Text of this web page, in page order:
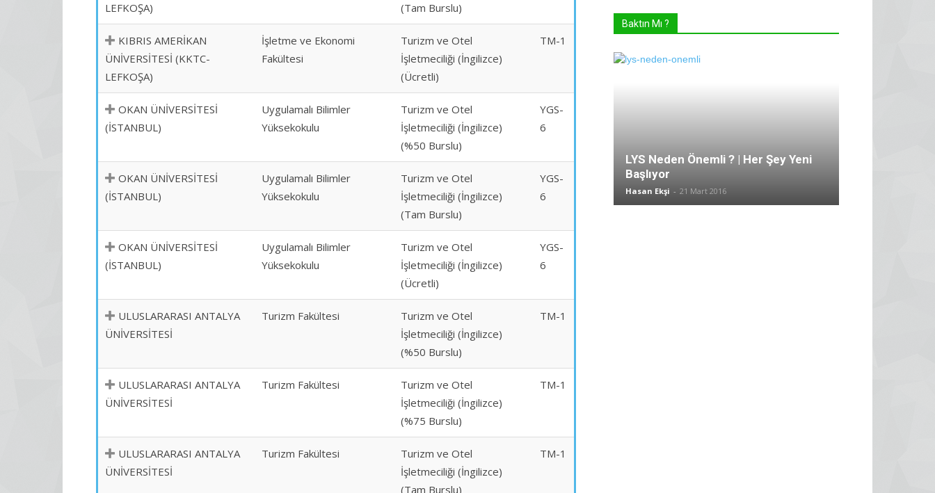
LEFKOŞA)
(Tam Burslu)
KIBRIS AMERİKAN
ÜNİVERSİTESİ (KKTC-
LEFKOŞA)
İşletme ve Ekonomi
Fakültesi
Turizm ve Otel
İşletmeciliği (İngilizce)
(Ücretli)
TM-1
OKAN ÜNİVERSİTESİ
(İSTANBUL)
Uygulamalı Bilimler
Yüksekokulu
Turizm ve Otel
İşletmeciliği (İngilizce)
(%50 Burslu)
YGS-
6
OKAN ÜNİVERSİTESİ
(İSTANBUL)
Uygulamalı Bilimler
Yüksekokulu
Turizm ve Otel
İşletmeciliği (İngilizce)
(Tam Burslu)
YGS-
6
OKAN ÜNİVERSİTESİ
(İSTANBUL)
Uygulamalı Bilimler
Yüksekokulu
Turizm ve Otel
İşletmeciliği (İngilizce)
(Ücretli)
YGS-
6
ULUSLARARASI ANTALYA
ÜNİVERSİTESİ
Turizm Fakültesi
Turizm ve Otel
İşletmeciliği (İngilizce)
(%50 Burslu)
TM-1
ULUSLARARASI ANTALYA
ÜNİVERSİTESİ
Turizm Fakültesi
Turizm ve Otel
İşletmeciliği (İngilizce)
(%75 Burslu)
TM-1
ULUSLARARASI ANTALYA
ÜNİVERSİTESİ
Turizm Fakültesi
Turizm ve Otel
İşletmeciliği (İngilizce)
(Tam Burslu)
TM-1
Baktın Mı ?
LYS Neden Önemli ? | Her Şey Yeni
Başlıyor
Hasan Ekşi - 21 Mart 2016